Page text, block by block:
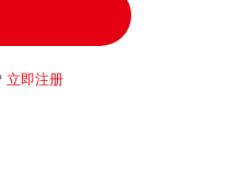
立即注册